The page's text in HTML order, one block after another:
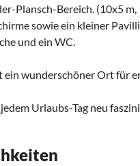
Plansch-Bereich. (10x5
sowie ein kleiner
und ein WC.
ein wunderschöner Ort für
Urlaubs-Tag neu